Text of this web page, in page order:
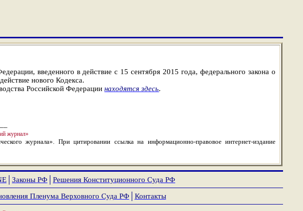
введенного в действие с 15 сентября 2015 года, федерального закона о
нового Кодекса.
Российской Федерациинаходятся здесь.
журнал»
журнала». При цитировании ссылка на информационно-правовое интернет-издание
Законы РФ Решения Конституционного Суда РФ
Пленума Верховного Суда РФ│ Контакты